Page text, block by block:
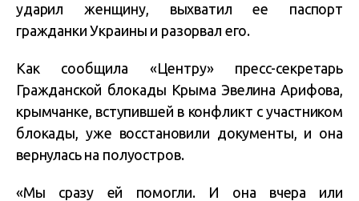
ударил женщину, выхватил ее паспорт
гражданки Украины и разорвал его.
Как сообщила «Центру» пресс-секретарь
Гражданской блокады Крыма Эвелина Арифова,
крымчанке, вступившей в конфликт с участником
блокады, уже восстановили документы, и она
вернулась на полуостров.
«Мы сразу ей помогли. И она вчера или